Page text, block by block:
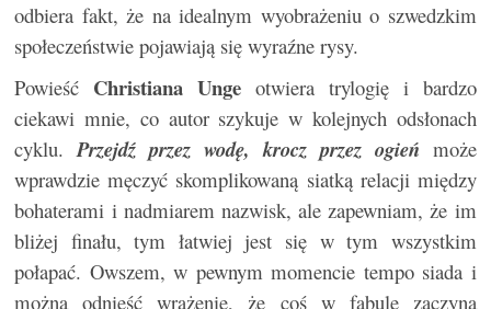
odbiera fakt, że na idealnym wyobrażeniu o szwedzkim
społeczeństwie pojawiają się wyraźne rysy.
Powieść Christiana Unge otwiera trylogię i bardzo
ciekawi mnie, co autor szykuje w kolejnych odsłonach
cyklu.Przejdź przez wodę, krocz przez ogień może
wprawdzie męczyć skomplikowaną siatką relacji między
bohaterami i nadmiarem nazwisk, ale zapewniam, że im
bliżej finału, tym łatwiej jest się w tym wszystkim
połapać. Owszem, w pewnym momencie tempo siada i
można odnieść wrażenie, że coś w fabule zaczyna